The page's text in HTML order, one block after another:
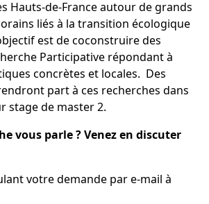
Hauts-de-Franceautour de grands
liés à la transition écologique
est de coconstruire des
Participative répondant à
concrètes et locales. Des
part à ces recherches dans
stage de master 2.
vous parle ? Venez en discuter
votre demande par e-mail à